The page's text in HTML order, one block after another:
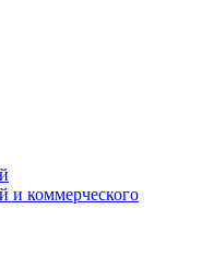
и коммерческого